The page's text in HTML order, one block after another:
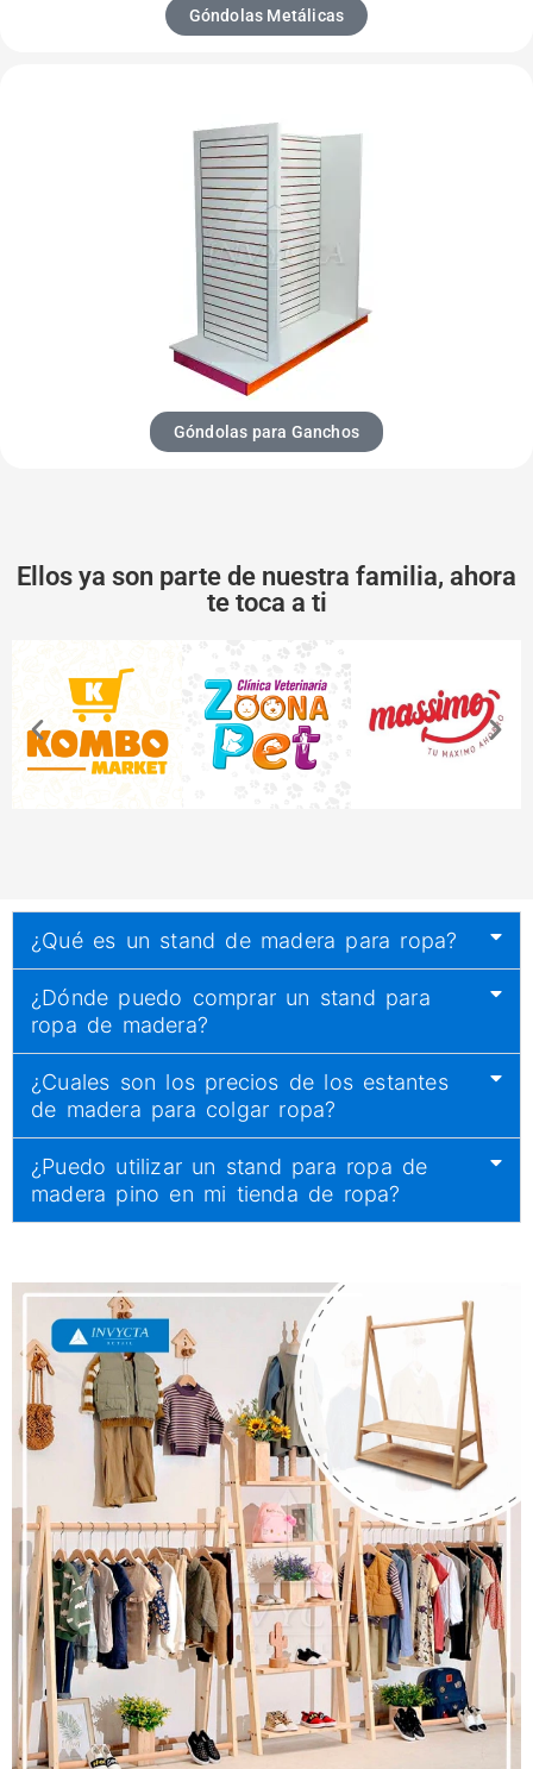
Góndolas Metálicas
Góndolas para Ganchos
Ellos ya son parte de nuestra familia, ahora
te toca a ti
¿Qué es un stand de madera para ropa?
¿Dónde puedo comprar un stand para
ropa de madera?
¿Cuales son los precios de los estantes
de madera para colgar ropa?
¿Puedo utilizar un stand para ropa de
madera pino en mi tienda de ropa?